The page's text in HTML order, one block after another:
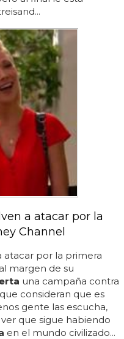
a atacar por la
Channel
atacar por la primera
margen de su
una campaña contra
consideran que es
gente las escucha,
que sigue habiendo
en el mundo civilizado...